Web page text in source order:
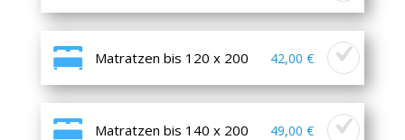
Matratzen bis 120 x 200 42,00 €
Matratzen bis 140 x 200 49,00 €